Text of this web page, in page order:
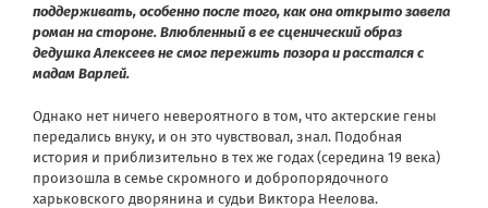
поддерживать, особенно после того, как она открыто завела
роман на стороне. Влюбленный в ее сценический образ
дедушка Алексеев не смог пережить позора и расстался с
мадам Варлей.
Однако нет ничего невероятного в том, что актерские гены
передались внуку, и он это чувствовал, знал. Подобная
история и приблизительно в тех же годах (середина 19 века)
произошла в семье скромного и добропорядочного
харьковского дворянина и судьи Виктора Неелова.